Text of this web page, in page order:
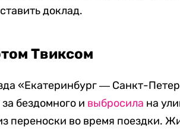
доклад.
Твиксом
«Екатеринбург ― Санкт-
бездомного и выбросила на
переноски во время поездки.